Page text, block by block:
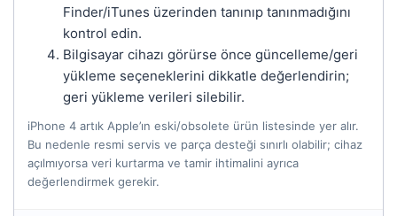
Finder/iTunes üzerinden tanınıp tanınmadığını
kontrol edin.
Bilgisayar cihazı görürse önce güncelleme/geri
yükleme seçeneklerini dikkatle değerlendirin;
geri yükleme verileri silebilir.
iPhone 4 artık Apple’ın eski/obsolete ürün listesinde yer alır.
Bu nedenle resmi servis ve parça desteği sınırlı olabilir; cihaz
açılmıyorsa veri kurtarma ve tamir ihtimalini ayrıca
değerlendirmek gerekir.